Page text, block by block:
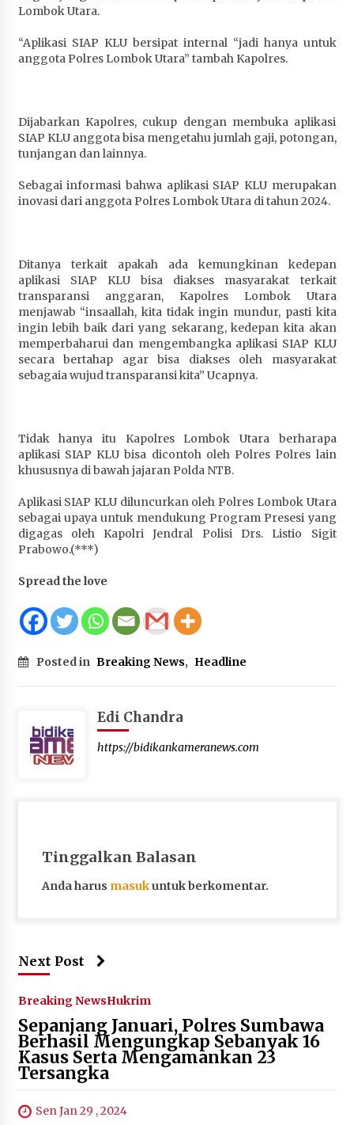
Lombok Utara.
“Aplikasi SIAP KLU bersipat internal “jadi hanya untuk
anggota Polres Lombok Utara” tambah Kapolres.
Dijabarkan Kapolres, cukup dengan membuka aplikasi
SIAP KLU anggota bisa mengetahu jumlah gaji, potongan,
tunjangan dan lainnya.
Sebagai informasi bahwa aplikasi SIAP KLU merupakan
inovasi dari anggota Polres Lombok Utara di tahun 2024.
Ditanya terkait apakah ada kemungkinan kedepan
aplikasi SIAP KLU bisa diakses masyarakat terkait
transparansi anggaran, Kapolres Lombok Utara
menjawab “insaallah, kita tidak ingin mundur, pasti kita
ingin lebih baik dari yang sekarang, kedepan kita akan
memperbaharui dan mengembangka aplikasi SIAP KLU
secara bertahap agar bisa diakses oleh masyarakat
sebagaia wujud transparansi kita” Ucapnya.
Tidak hanya itu Kapolres Lombok Utara berharapa
aplikasi SIAP KLU bisa dicontoh oleh Polres Polres lain
khususnya di bawah jajaran Polda NTB.
Aplikasi SIAP KLU diluncurkan oleh Polres Lombok Utara
sebagai upaya untuk mendukung Program Presesi yang
digagas oleh Kapolri Jendral Polisi Drs. Listio Sigit
Prabowo.(***)
Spread the love
Posted in Breaking News, Headline
Edi Chandra
https://bidikankameranews.com
Tinggalkan Balasan
Anda harus masukuntuk berkomentar.
Next Post
Breaking NewsHukrim
Sepanjang Januari, Polres Sumbawa
Berhasil Mengungkap Sebanyak 16
Kasus Serta Mengamankan 23
Tersangka
Sen Jan 29 , 2024